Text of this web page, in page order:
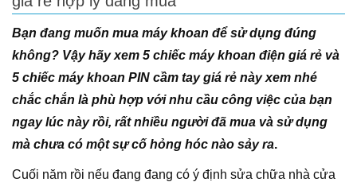
Bạn đang muốn mua máy khoan để sử dụng đúng
không? Vậy hãy xem 5 chiếc máy khoan điện giá rẻ và
5 chiếc máy khoan PIN cầm tay giá rẻ này xem nhé
chắc chắn là phù hợp với nhu cầu công việc của bạn
ngay lúc này rồi, rất nhiều người đã mua và sử dụng
mà chưa có một sự cố hỏng hóc nào sảy ra.
Cuối năm rồi nếu đang đang có ý định sửa chữa nhà cửa